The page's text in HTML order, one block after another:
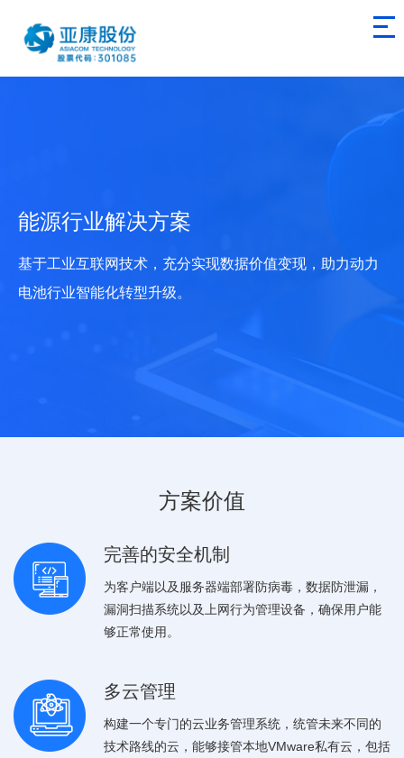
能源行业解决方案
基于工业互联网技术，充分实现数据价值变现，助力动力
电池行业智能化转型升级。
方案价值
完善的安全机制
为客户端以及服务器端部署防病毒，数据防泄漏，
漏洞扫描系统以及上网行为管理设备，确保用户能
够正常使用。
多云管理
构建一个专门的云业务管理系统，统管未来不同的
技术路线的云，能够接管本地VMware私有云，包括